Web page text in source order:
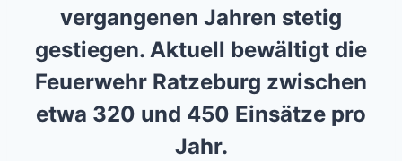
vergangenen Jahren stetig
gestiegen. Aktuell bewältigt die
Feuerwehr Ratzeburg zwischen
etwa 320 und 450 Einsätze pro
Jahr.